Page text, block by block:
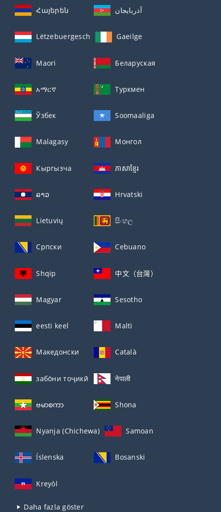
Հայերեն آذربايجان
Lëtzebuergesch Gaeilge
Maori Беларуская
አማርኛ Туркмен
Ўзбек Soomaaliga
Malagasy Монгол
Кыргызча ភាសាខ្មែរ
ລາວ Hrvatski
Lietuvių සිංහල
Српски Cebuano
Shqip 中文（台灣）
Magyar Sesotho
eesti keel Malti
Македонски Català
забо́ни тоҷикӣ́ नेपाली
ဗမာစကာ Shona
Nyanja (Chichewa) Samoan
Íslenska Bosanski
Kreyòl
Daha fazla göster